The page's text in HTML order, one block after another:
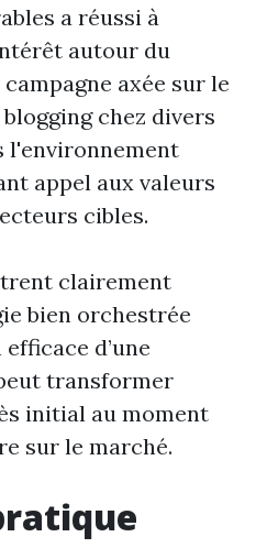
a réussi à
autour du
axée sur le
chez divers
l'environnement
appel aux valeurs
cibles.
clairement
bien orchestrée
d’une
transformer
initial au moment
sur le marché.